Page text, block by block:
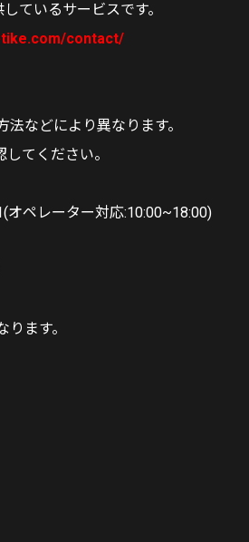
ているサービスです。
contact/
などにより異なります。
てください。
オペレーター対応:10:00~18:00)
ます。